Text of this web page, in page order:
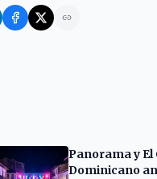
Panorama y El
Dominicano